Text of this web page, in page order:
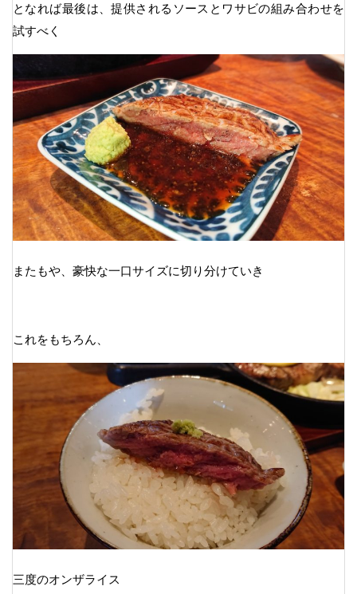
となれば最後は、提供されるソースとワサビの組み合わせを
試すべく
またもや、豪快な一口サイズに切り分けていき
これをもちろん、
三度のオンザライス